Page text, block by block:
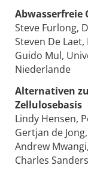
Abwasserfreie
Steve Furlong,
Steven De Laet,
Guido Mul,
Niederlande
Alternativen
Zellulosebasis
Lindy Hensen,
Gertjan de
Andrew
Charles